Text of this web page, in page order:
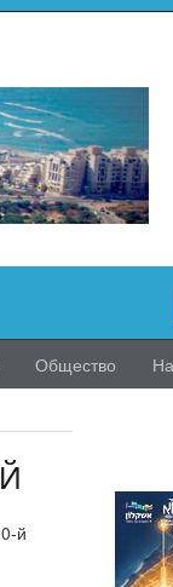
Общество
й